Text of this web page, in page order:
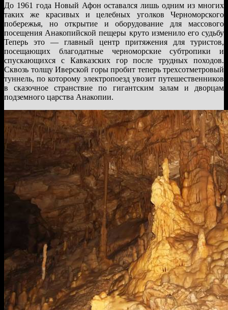
До 1961 года Новый Афон оставался лишь одним из многих
таких же красивых и целебных уголков Черноморского
побережья, но открытие и оборудование для массового
посещения Анакопийской пещеры круто изменило его судьбу
Теперь это — главный центр притяжения для туристов,
посещающих благодатные черноморские субтропики и
спускающихся с Кавказских гор после трудных походов.
Сквозь толщу Иверской горы пробит теперь трехсотметровый
туннель, по которому электропоезд увозит путешественников
в сказочное странствие по гигантским залам и дворцам
подземного царства Анакопии.